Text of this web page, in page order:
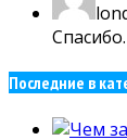
Последние в